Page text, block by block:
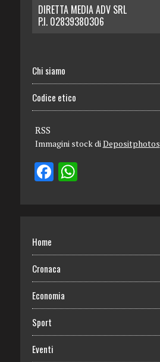
DIRETTA MEDIA ADV SRL
P.I. 02839380306
Chi siamo
Codice etico
RSS
Immagini stock diDepositphotos
Home
Cronaca
Economia
Sport
Eventi